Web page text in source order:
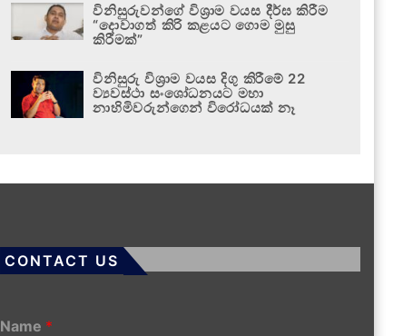
විනිසුරුවන්ගේ විශ්‍රාම වයස දීර්ඝ කිරීම
“දොවාගත් කිරි කළයට ගොම මුසු
කිරීමක්”
විනිසුරු විශ්‍රාම වයස දිගු කිරීමේ 22
ව්‍යවස්ථා සංශෝධනයට මහා
නාහිමිවරුන්ගෙන් විරෝධයක් නෑ
CONTACT US
Name *